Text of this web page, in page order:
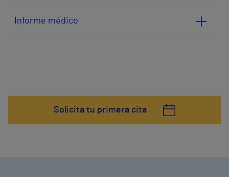
Informe médico
Solicita tu primera cita